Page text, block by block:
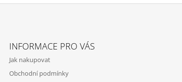
INFORMACE PRO VÁS
Jak nakupovat
Obchodní podmínky